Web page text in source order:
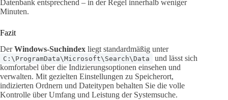
Datenbank entsprechend – in der Regel innerhalb weniger
Minuten.
Fazit
DerWindows-Suchindex liegt standardmäßig unter
C:\ProgramData\Microsoft\Search\Data
und lässt sich
komfortabel über die Indizierungsoptionen einsehen und
verwalten. Mit gezielten Einstellungen zu Speicherort,
indizierten Ordnern und Dateitypen behalten Sie die volle
Kontrolle über Umfang und Leistung der Systemsuche.